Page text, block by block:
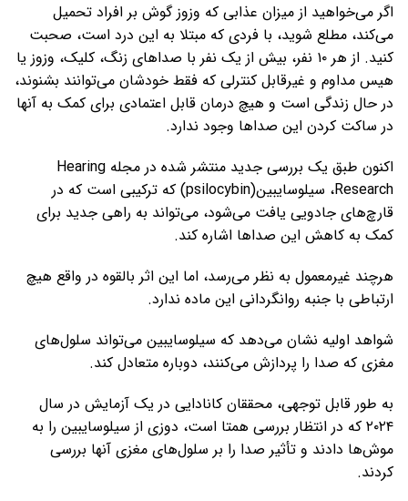
اگر می‌خواهید از میزان عذابی که وزوز گوش بر افراد تحمیل
می‌کند، مطلع شوید، با فردی که مبتلا به این درد است، صحبت
کنید. از هر ۱۰ نفر، بیش از یک نفر با صداهای زنگ، کلیک، وزوز یا
هیس مداوم و غیرقابل کنترلی که فقط خودشان می‌توانند بشنوند،
در حال زندگی است و هیچ درمان قابل اعتمادی برای کمک به آنها
در ساکت کردن این صداها وجود ندارد.
اکنون طبق یک بررسی جدید منتشر شده در مجله Hearing
Research، سیلوسایبین(psilocybin) که ترکیبی است که در
قارچ‌های جادویی یافت می‌شود، می‌تواند به راهی جدید برای
کمک به کاهش این صداها اشاره کند.
هرچند غیرمعمول به نظر می‌رسد، اما این اثر بالقوه در واقع هیچ
ارتباطی با جنبه روانگردانی این ماده ندارد.
شواهد اولیه نشان می‌دهد که سیلوسایبین می‌تواند سلول‌های
مغزی که صدا را پردازش می‌کنند، دوباره متعادل کند.
به طور قابل توجهی، محققان کانادایی در یک آزمایش در سال
۲۰۲۴ که در انتظار بررسی همتا است، دوزی از سیلوسایبین را به
موش‌ها دادند و تأثیر صدا را بر سلول‌های مغزی آنها بررسی
کردند.